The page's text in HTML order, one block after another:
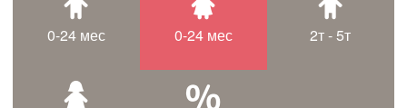
0-24 мес 0-24 мес 2т - 5т